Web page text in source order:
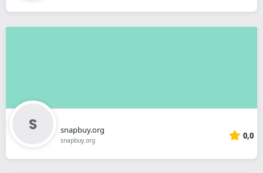
snapbuy.org
snapbuy.org 0,0